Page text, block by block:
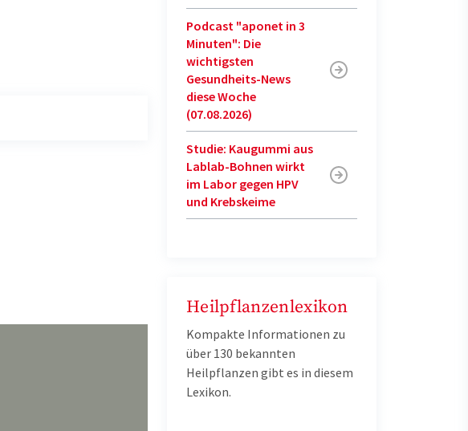
Podcast "aponet in 3
Minuten": Die
wichtigsten
Gesundheits-News
diese Woche
(07.08.2026)
Studie: Kaugummi aus
Lablab-Bohnen wirkt
im Labor gegen HPV
und Krebskeime
Heilpflanzenlexikon
Kompakte Informationen zu
über 130 bekannten
Heilpflanzen gibt es in diesem
Lexikon.